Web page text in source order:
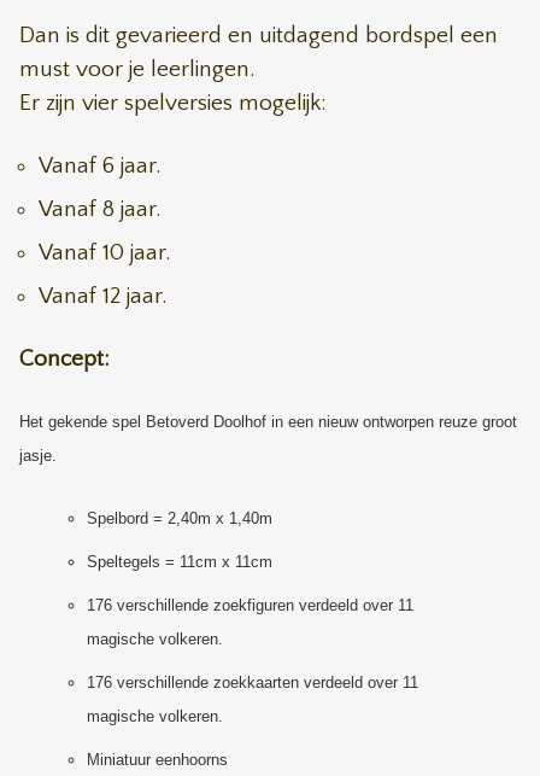
Dan is dit gevarieerd en uitdagend bordspel een
must voor je leerlingen.
Er zijn vier spelversies mogelijk:
Vanaf 6 jaar.
Vanaf 8 jaar.
Vanaf 10 jaar.
Vanaf 12 jaar.
Concept:
Het gekende spel Betoverd Doolhof in een nieuw ontworpen reuze groot
jasje.
Spelbord = 2,40m x 1,40m
Speltegels = 11cm x 11cm
176 verschillende zoekfiguren verdeeld over 11
magische volkeren.
176 verschillende zoekkaarten verdeeld over 11
magische volkeren.
Miniatuur eenhoorns